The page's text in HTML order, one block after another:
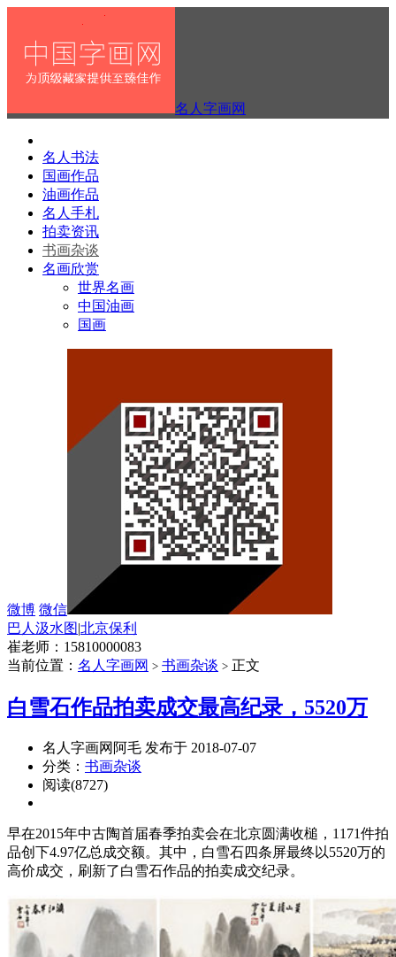
名人字画网
名人书法
国画作品
油画作品
名人手札
拍卖资讯
书画杂谈
名画欣赏
世界名画
中国油画
国画
微博 微信
巴人汲水图|北京保利
崔老师：15810000083
当前位置： 名人字画网 > 书画杂谈 > 正文
白雪石作品拍卖成交最高纪录，5520万
名人字画网阿毛 发布于 2018-07-07
分类： 书画杂谈
阅读(8727)
早在2015年中古陶首届春季拍卖会在北京圆满收槌，1171件拍
品创下4.97亿总成交额。其中，白雪石四条屏最终以5520万的
高价成交，刷新了白雪石作品的拍卖成交纪录。